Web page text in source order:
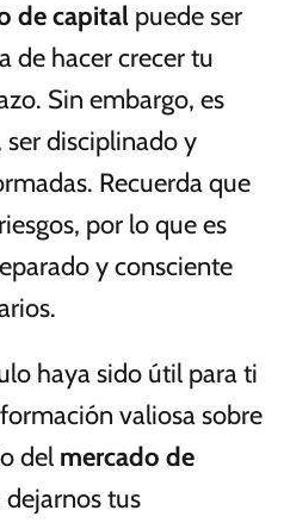
de capital puede ser
de hacer crecer tu
Sin embargo, es
disciplinado y
Recuerda que
por lo que es
y consciente
haya sido útil para ti
valiosa sobre
del mercado de
dejarnos tus